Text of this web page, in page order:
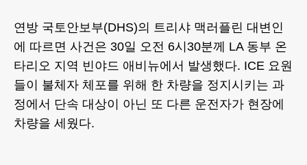
연방 국토안보부(DHS)의 트리샤 맥러플린 대변인
에 따르면 사건은 30일 오전 6시30분께 LA 동부 온
타리오 지역 빈야드 애비뉴에서 발생했다. ICE 요원
들이 불체자 체포를 위해 한 차량을 정지시키는 과
정에서 단속 대상이 아닌 또 다른 운전자가 현장에
차량을 세웠다.